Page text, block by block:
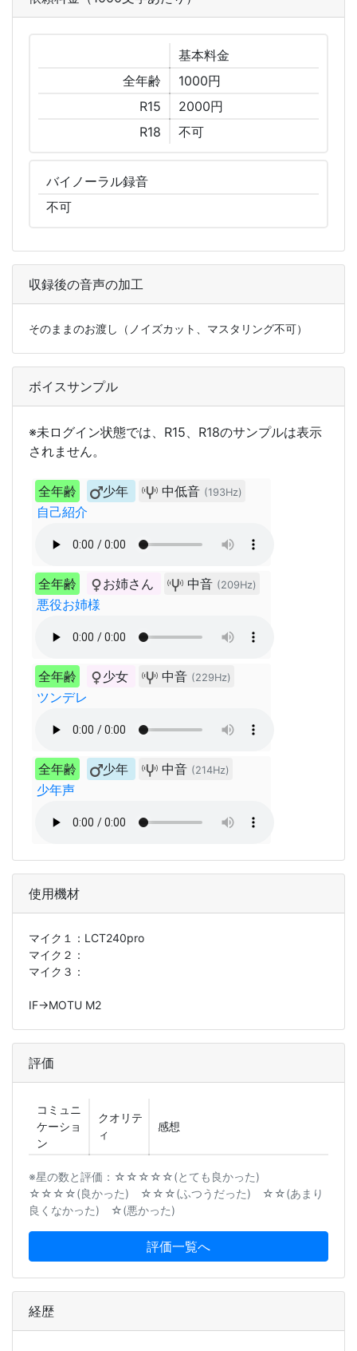
基本料金
全年齢
1000円
R15
2000円
R18
不可
バイノーラル録音
不可
収録後の音声の加工
そのままのお渡し（ノイズカット、マスタリング不可）
ボイスサンプル
※未ログイン状態では、R15、R18のサンプルは表示
されません。
全年齢 少年 中低音 (193Hz)
自己紹介
全年齢 お姉さん 中音 (209Hz)
悪役お姉様
全年齢 少女 中音 (229Hz)
ツンデレ
全年齢 少年 中音 (214Hz)
少年声
使用機材
マイク１： LCT240pro
マイク２：
マイク３：
IF→MOTU M2
評価
コミュニ
ケーショ
ン
クオリテ
ィ
感想
※星の数と評価：☆☆☆☆☆(とても良かった)
☆☆☆☆(良かった) ☆☆☆(ふつうだった) ☆☆(あまり
良くなかった) ☆(悪かった)
評価一覧へ
経歴